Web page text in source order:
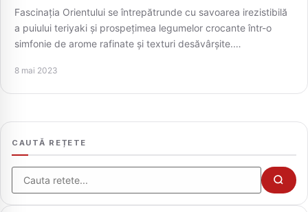
CAUTA
Fascinația Orientului se întrepătrunde cu savoarea irezistibilă
a puiului teriyaki și prospețimea legumelor crocante într-o
simfonie de arome rafinate și texturi desăvârșite.…
8 mai 2023
CAUTĂ REȚETE
Cauta